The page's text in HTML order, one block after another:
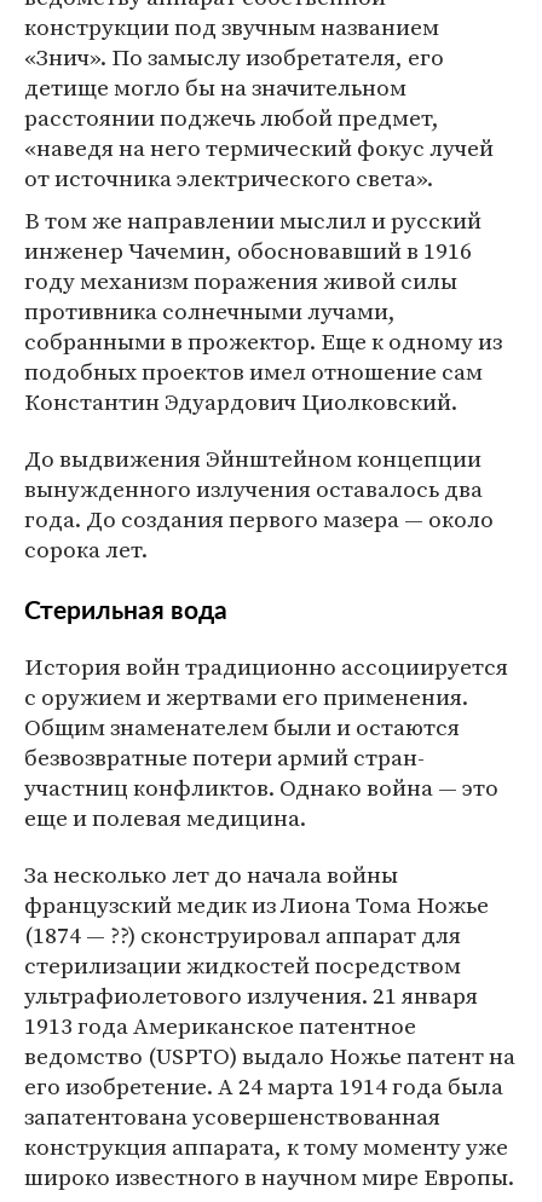
конструкции под звучным названием
«Знич». По замыслу изобретателя, его
детище могло бы на значительном
расстоянии поджечь любой предмет,
«наведя на него термический фокус лучей
от источника электрического света».
В том же направлении мыслил и русский
инженер Чачемин, обосновавший в 1916
году механизм поражения живой силы
противника солнечными лучами,
собранными в прожектор. Еще к одному из
подобных проектов имел отношение сам
Константин Эдуардович Циолковский.
До выдвижения Эйнштейном концепции
вынужденного излучения оставалось два
года. До создания первого мазера — около
сорока лет.
Стерильная вода
История войн традиционно ассоциируется
с оружием и жертвами его применения.
Общим знаменателем были и остаются
безвозвратные потери армий стран-
участниц конфликтов. Однако война — это
еще и полевая медицина.
За несколько лет до начала войны
французский медик из Лиона Тома Ножье
(1874 — ??) сконструировал аппарат для
стерилизации жидкостей посредством
ультрафиолетового излучения. 21 января
1913 года Американское патентное
ведомство (USPTO) выдало Ножье патент на
его изобретение. А 24 марта 1914 года была
запатентована усовершенствованная
конструкция аппарата, к тому моменту уже
широко известного в научном мире Европы.